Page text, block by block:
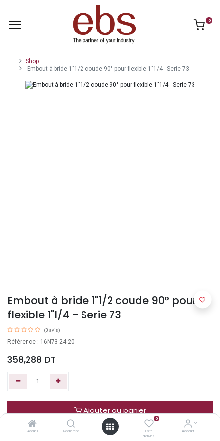
Accueil Recherche
0
Liste
d'envies
Account
0
Shop
Embout à bride 1"1/2 coude 90° pour flexible 1"1/4 - Serie 73
Embout à bride 1"1/2 coude 90° pour
flexible 1"1/4 - Serie 73
(0 avis)
Référence : 16N73-24-20
358,288 DT
Ajouter au panier
Acheter maintenant